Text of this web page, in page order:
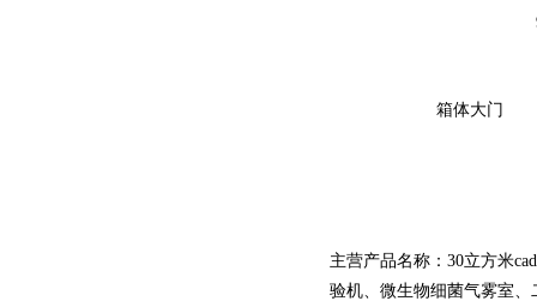
箱体大门
主营产品名称：30立方米
验机、微生物细菌气雾室